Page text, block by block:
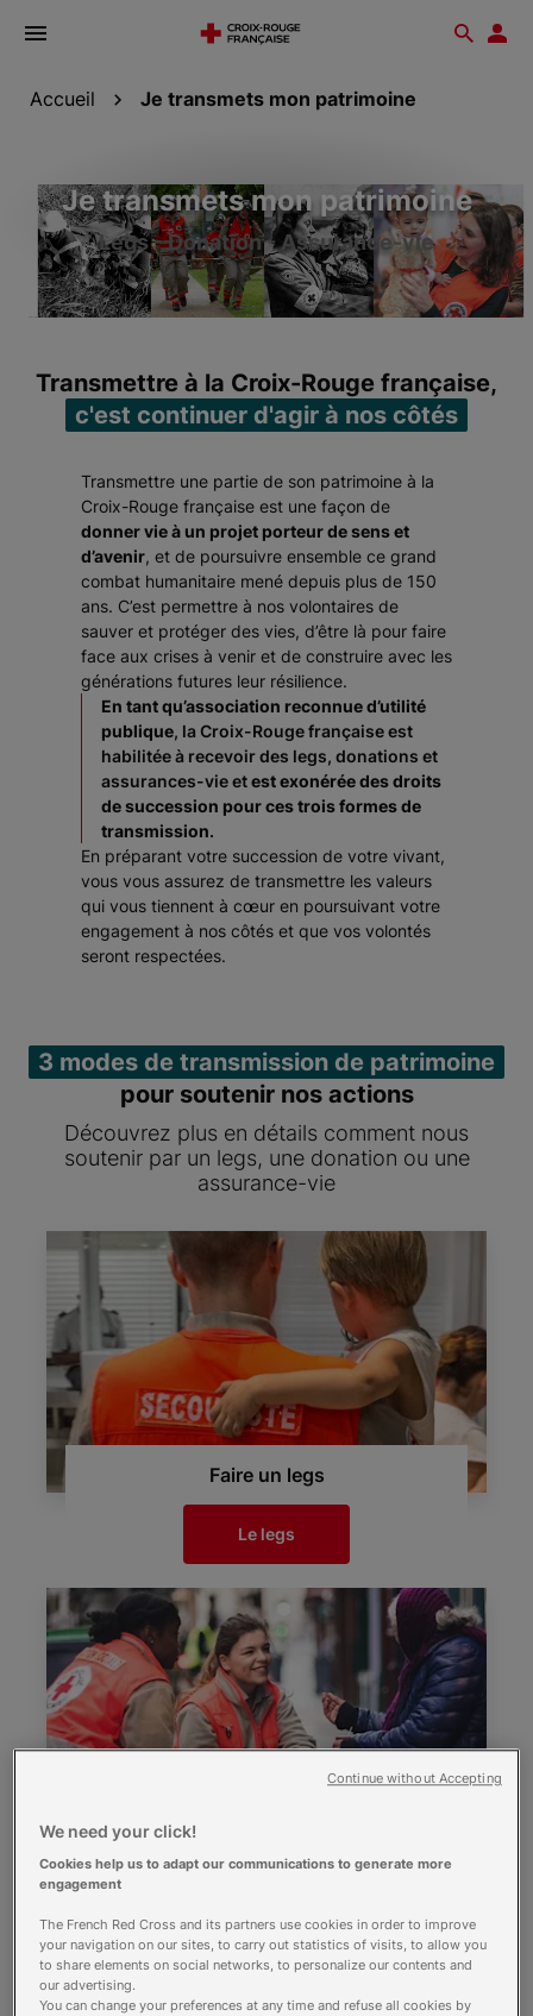
Ouvrir
Accueil Je transmets mon patrimoine
Je transmets mon patrimoine
Legs - Donation - Assurance-vie
Transmettre à la Croix-Rouge française,
c'est continuer d'agir à nos côtés
Transmettre une partie de son patrimoine à la
Croix-Rouge française est une façon de
donner vie à un projet porteur de sens et
d’avenir, et de poursuivre ensemble ce grand
combat humanitaire mené depuis plus de 150
ans. C’est permettre à nos volontaires de
sauver et protéger des vies, d’être là pour faire
face aux crises à venir et de construire avec les
générations futures leur résilience.
En tant qu’association reconnue d’utilité
publique, la Croix-Rouge française est
habilitée à recevoir des legs, donations et
assurances-vie etest exonérée des droits
de succession pour ces trois formes de
transmission.
En préparant votre succession de votre vivant,
vous vous assurez de transmettre les valeurs
qui vous tiennent à cœur en poursuivant votre
engagement à nos côtés et que vos volontés
seront respectées.
3 modes de transmission de patrimoine
pour soutenir nos actions
Découvrez plus en détails comment nous
soutenir par un legs, une donation ou une
assurance-vie
Faire un legs
Le legs
Faire une donation
We need your click!
Cookies help us to adapt our communications to generate more
engagement
The French Red Cross and its partners use cookies in order to improve
your navigation on our sites, to carry out statistics of visits, to allow you
to share elements on social networks, to personalize our contents and
our advertising.
You can change your preferences at any time and refuse all cookies by
Continue without Accepting